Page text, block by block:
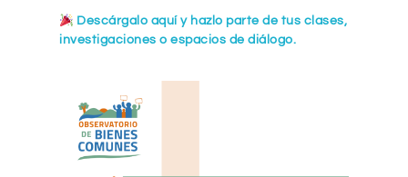
Descárgalo aquí y hazlo parte de tus clases,
investigaciones o espacios de diálogo.